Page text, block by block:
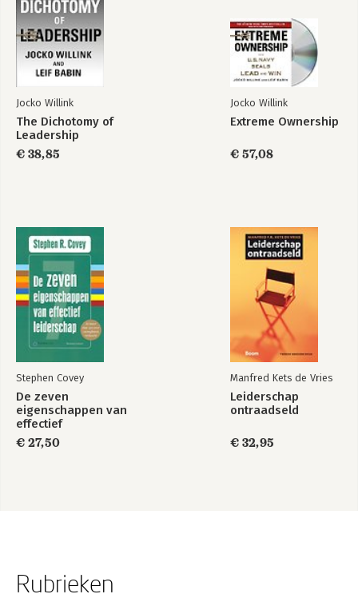
Jocko Willink
The Dichotomy of
Leadership
€ 38,85
Jocko Willink
Extreme Ownership
€ 57,08
Stephen Covey
De zeven
eigenschappen van
effectief
leiderschap
€ 27,50
Manfred Kets de Vries
Leiderschap
ontraadseld
€ 32,95
Rubrieken